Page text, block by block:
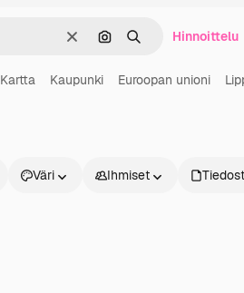
SelkeäHae kuvan perusteella
Haku Hinnoittelu
Kartta Kaupunki Euroopan unioni
Väri Ihmiset